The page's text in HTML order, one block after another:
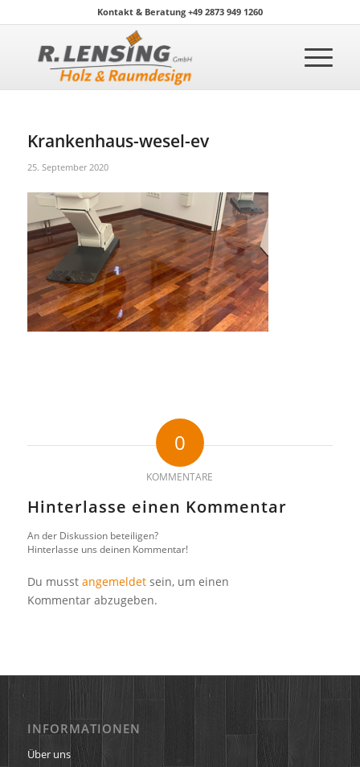
Kontakt & Beratung +49 2873 949 1260
Krankenhaus-wesel-ev
25. September 2020
0
KOMMENTARE
Hinterlasse einen Kommentar
An der Diskussion beteiligen?
Hinterlasse uns deinen Kommentar!
Du musst angemeldetsein, um einen
Kommentar abzugeben.
INFORMATIONEN
Über uns